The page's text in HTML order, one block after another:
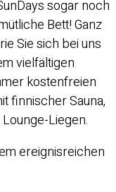
sogar noch
Bett! Ganz
Sie sich bei uns
vielfältigen
kostenfreien
finnischer Sauna,
Liegen.
ereignisreichen